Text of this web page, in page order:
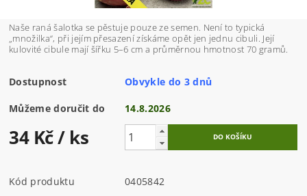
Naše raná šalotka se pěstuje pouze ze semen. Není to typická
„množilka“, při jejím přesazení získáme opět jen jednu cibuli. Její
kulovité cibule mají šířku 5–6 cm a průměrnou hmotnost 70 gramů.
Dostupnost Obvykle do 3 dnů
Můžeme doručit do 14.8.2026
34 Kč/ ks
Kód produktu
0405842